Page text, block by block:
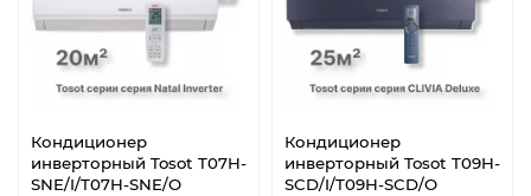
Кондиционер
инверторный Tosot T07H-
SNE/I/T07H-SNE/O
Кондиционер
инверторный Tosot T09H-
SCD/I/T09H-SCD/O